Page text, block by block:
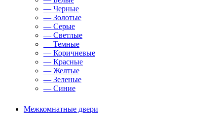
— Черные
— Золотые
— Серые
— Светлые
— Темные
— Коричневые
— Красные
— Желтые
— Зеленые
— Синие
Межкомнатные двери